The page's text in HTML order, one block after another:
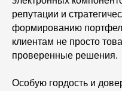
репутации и
формированию
клиентам не просто
проверенные решения.
Особую гордость и